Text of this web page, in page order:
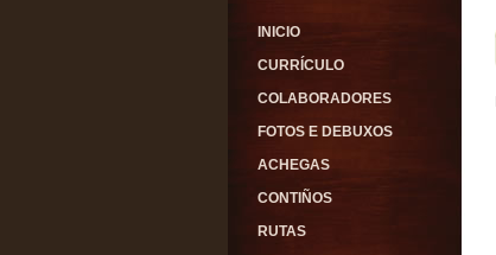
INICIO
CURRÍCULO
COLABORADORES
FOTOS E DEBUXOS
ACHEGAS
CONTIÑOS
RUTAS